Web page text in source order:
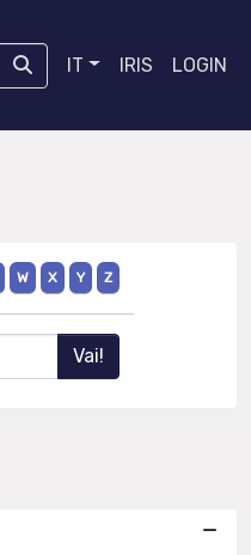
IT IRIS LOGIN
W X Y Z